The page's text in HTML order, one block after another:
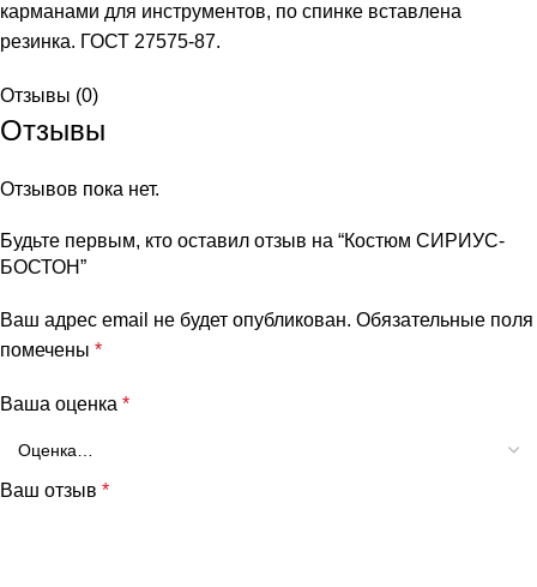
карманами для инструментов, по спинке вставлена
резинка. ГОСТ 27575-87.
Отзывы (0)
Отзывы
Отзывов пока нет.
Будьте первым, кто оставил отзыв на “Костюм СИРИУС-
БОСТОН”
Ваш адрес email не будет опубликован. Обязательные поля
помечены *
Ваша оценка *
Ваш отзыв *